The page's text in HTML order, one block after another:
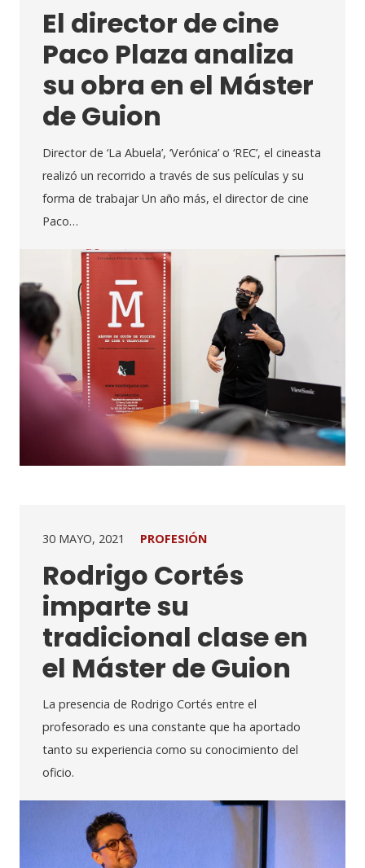
El director de cine
Paco Plaza analiza
su obra en el Máster
de Guion
Director de ‘La Abuela’, ‘Verónica’ o ‘REC’, el cineasta
realizó un recorrido a través de sus películas y su
forma de trabajar Un año más, el director de cine
Paco…
30 MAYO, 2021 PROFESIÓN
Rodrigo Cortés
imparte su
tradicional clase en
el Máster de Guion
La presencia de Rodrigo Cortés entre el
profesorado es una constante que ha aportado
tanto su experiencia como su conocimiento del
oficio.